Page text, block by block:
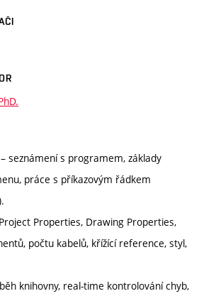
seznámení s programem, základy
práce s příkazovým řádkem
Properties, Drawing Properties,
počtu kabelů, křížící reference, styl,
knihovny, real-time kontrolování chyb,